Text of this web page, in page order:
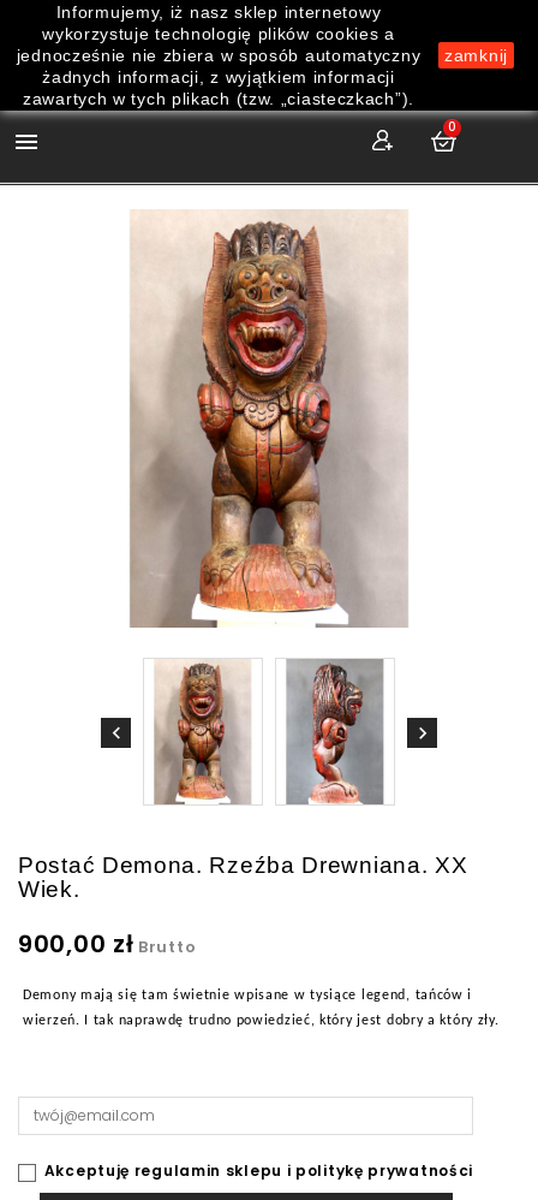

0
Postać Demona. Rzeźba Drewniana. XX
Wiek.
900,00 zł Brutto
Demony mają się tam świetnie wpisane w tysiące legend, tańców i
wierzeń. I tak naprawdę trudno powiedzieć, który jest dobry a który zły.
Akceptuję regulamin sklepu i politykę prywatności
Informujemy, iż nasz sklep internetowy
wykorzystuje technologię plików cookies a
jednocześnie nie zbiera w sposób automatyczny
żadnych informacji, z wyjątkiem informacji
zawartych w tych plikach (tzw. „ciasteczkach”).
zamknij